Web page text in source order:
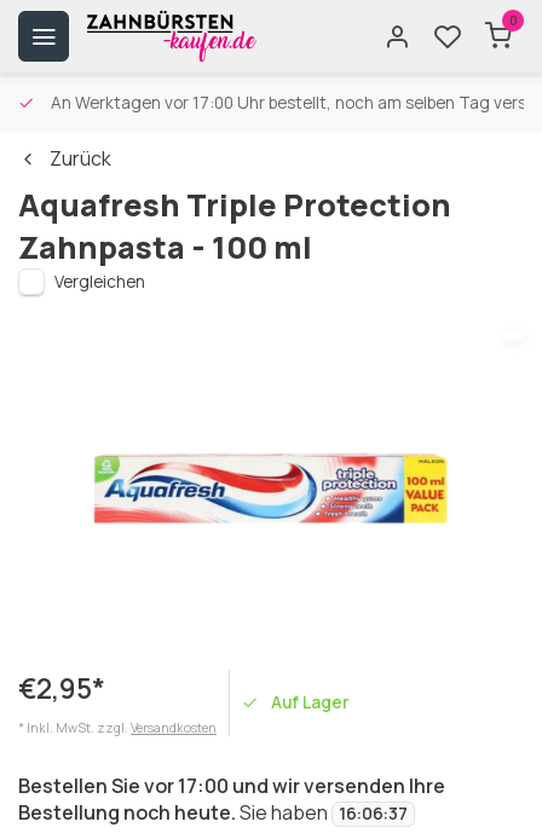
0
An Werktagen vor 17:00 Uhr bestellt, noch am selben Tag
Zurück
Aquafresh Triple Protection
Zahnpasta - 100 ml
Vergleichen
€2,95*
* Inkl. MwSt. zzgl. Versandkosten
Auf Lager
Bestellen Sie vor 17:00 und wir versenden Ihre
Bestellung noch heute.Sie haben 16:06:37